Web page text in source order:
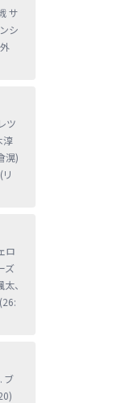
サ
シ
ツ
淳
滉)
ロ
ズ
、
ブ